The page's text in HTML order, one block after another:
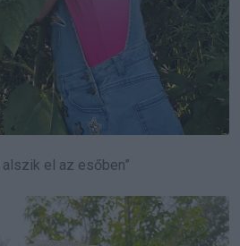
alszik el az esőben”